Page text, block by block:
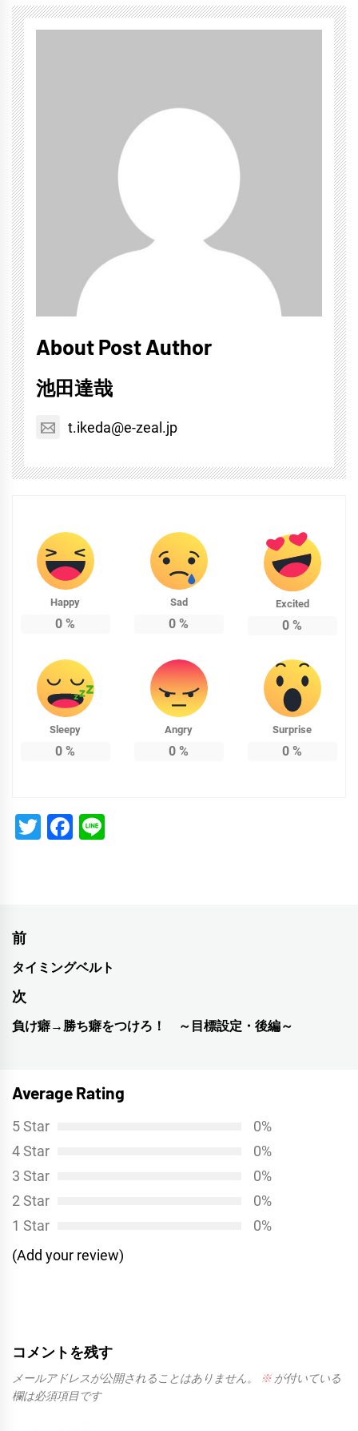
About Post Author
池田達哉
t.ikeda@e-zeal.jp
Happy
0 %
Sad
0 %
Excited
0 %
Sleepy
0 %
Angry
0 %
Surprise
0 %
TwitterFacebook
投
稿
ナ
ビ
ー
ョ
ン
前
前
の
投
タイミングベルト
次
次
稿:
負け癖→勝ち癖をつけろ！ ～目標設定・後編～
Average Rating
5 Star
0%
4 Star
0%
3 Star
0%
2 Star
0%
1 Star
0%
(Add your review)
コメントを残す
メールアドレスが公開されることはありません。 ※ が付いている
欄は必須項目です